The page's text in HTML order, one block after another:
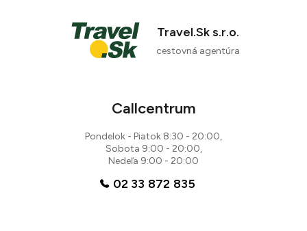
Travel.Sk s.r.o.
cestovná agentúra
Callcentrum
Pondelok - Piatok 8:30 - 20:00,
Sobota 9:00 - 20:00,
Nedeľa 9:00 - 20:00
02 33 872 835